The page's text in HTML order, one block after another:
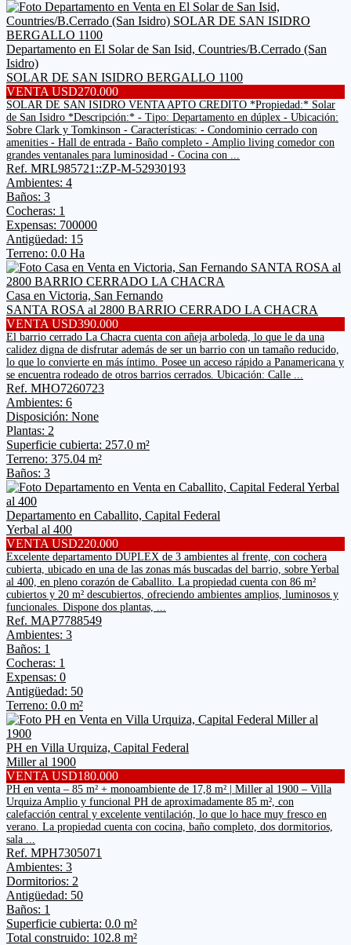
Departamento en El Solar de San Isid, Countries/B.Cerrado (San
Isidro)
SOLAR DE SAN ISIDRO BERGALLO 1100
VENTA USD270.000
SOLAR DE SAN ISIDRO VENTA APTO CREDITO *Propiedad:* Solar
de San Isidro *Descripción:* - Tipo: Departamento en dúplex - Ubicación:
Sobre Clark y Tomkinson - Características: - Condominio cerrado con
amenities - Hall de entrada - Baño completo - Amplio living comedor con
grandes ventanales para luminosidad - Cocina con ...
Ref. MRL985721::ZP-M-52930193
Ambientes: 4
Baños: 3
Cocheras: 1
Expensas: 700000
Antigüedad: 15
Terreno: 0.0 Ha
Casa en Victoria, San Fernando
SANTA ROSA al 2800 BARRIO CERRADO LA CHACRA
VENTA USD390.000
El barrio cerrado La Chacra cuenta con añeja arboleda, lo que le da una
calidez digna de disfrutar además de ser un barrio con un tamaño reducido,
lo que lo convierte en más íntimo. Posee un acceso rápido a Panamericana y
se encuentra rodeado de otros barrios cerrados. Ubicación: Calle ...
Ref. MHO7260723
Ambientes: 6
Disposición: None
Plantas: 2
Superficie cubierta: 257.0 m²
Terreno: 375.04 m²
Baños: 3
Departamento en Caballito, Capital Federal
Yerbal al 400
VENTA USD220.000
Excelente departamento DUPLEX de 3 ambientes al frente, con cochera
cubierta, ubicado en una de las zonas más buscadas del barrio, sobre Yerbal
al 400, en pleno corazón de Caballito. La propiedad cuenta con 86 m²
cubiertos y 20 m² descubiertos, ofreciendo ambientes amplios, luminosos y
funcionales. Dispone dos plantas, ...
Ref. MAP7788549
Ambientes: 3
Baños: 1
Cocheras: 1
Expensas: 0
Antigüedad: 50
Terreno: 0.0 m²
PH en Villa Urquiza, Capital Federal
Miller al 1900
VENTA USD180.000
PH en venta – 85 m² + monoambiente de 17,8 m² | Miller al 1900 – Villa
Urquiza Amplio y funcional PH de aproximadamente 85 m², con
calefacción central y excelente ventilación, lo que lo hace muy fresco en
verano. La propiedad cuenta con cocina, baño completo, dos dormitorios,
sala ...
Ref. MPH7305071
Ambientes: 3
Dormitorios: 2
Antigüedad: 50
Baños: 1
Superficie cubierta: 0.0 m²
Total construido: 102.8 m²